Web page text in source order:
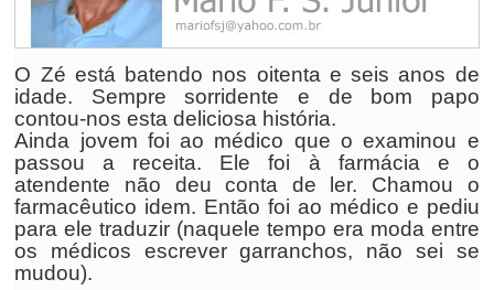
O Zé está batendo nos oitenta e seis anos de
idade. Sempre sorridente e de bom papo
contou-nos esta deliciosa história.
Ainda jovem foi ao médico que o examinou e
passou a receita. Ele foi à farmácia e o
atendente não deu conta de ler. Chamou o
farmacêutico idem. Então foi ao médico e pediu
para ele traduzir (naquele tempo era moda entre
os médicos escrever garranchos, não sei se
mudou).